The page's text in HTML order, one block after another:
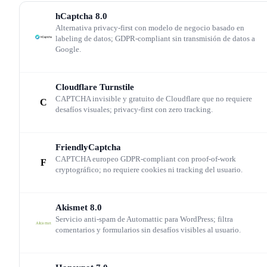
tiene coste directo.
reCAPTCHA Enterprisees la versión de pago con
funcionalidades adicionales: scoring más granular, datos
scraping, etc.), integración con Cloud Armor para
a nivel de red, soporte para aplicaciones móviles nativas
entrenar el modelo con datos propios. El precio es $1 por
cada 1.000 evaluaciones adicionales superado el umbral
Integración técnica: lo que implica en la
hCaptcha 8.0
Alternativa privacy-first con modelo de negocio basado en
labeling de datos; GDPR-compliant sin transmisión de datos a
Google.
C
Cloudflare Turnstile
CAPTCHA invisible y gratuito de Cloudflare que no requiere
desafíos visuales; privacy-first con zero tracking.
F
FriendlyCaptcha
CAPTCHA europeo GDPR-compliant con proof-of-work
cryptográfico; no requiere cookies ni tracking del usuario.
Akismet 8.0
Servicio anti-spam de Automattic para WordPress; filtra
comentarios y formularios sin desafíos visibles al usuario.